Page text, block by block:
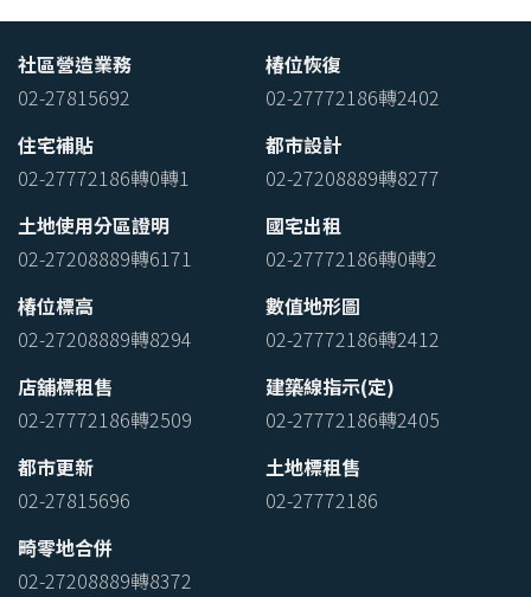
社區營造業務
02-27815692
椿位恢復
02-27772186轉2402
住宅補貼
02-27772186轉0轉1
都市設計
02-27208889轉8277
土地使用分區證明
02-27208889轉6171
國宅出租
02-27772186轉0轉2
椿位標高
02-27208889轉8294
數值地形圖
02-27772186轉2412
店舖標租售
02-27772186轉2509
建築線指示(定)
02-27772186轉2405
都市更新
02-27815696
土地標租售
02-27772186
畸零地合併
02-27208889轉8372